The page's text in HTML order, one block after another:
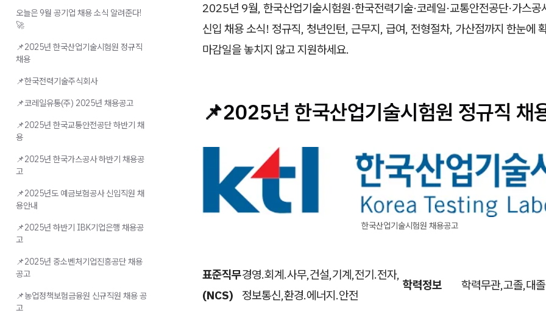
2025년 9월, 한국산업기술시험원·한국전력기술·코레일·교통안전공단·가스공
신입 채용 소식! 정규직, 청년인턴, 근무지, 급여, 전형절차, 가산점까지 한눈에
마감일을 놓치지 않고 지원하세요.
📌2025년 한국산업기술시험원 정규직 채
한국산업기술시험원 채용공고
표준직무
(NCS)
경영.회계.사무,건설,기계,전기.전자,
정보통신,환경.에너지.안전
학력정보 학력무관,고졸,대
오늘은 9월 공기업 채용 소식 알려준다!
🚀
📌2025년 한국산업기술시험원 정규직
채용
📌한국전력기술주식회사
📌코레일유통(주) 2025년 채용공고
📌2025년 한국교통안전공단 하반기 채
용
📌2025년 한국가스공사 하반기 채용공
고
📌2025년도 예금보험공사 신입직원 채
용안내
📌2025년 하반기 IBK기업은행 채용공
고
📌2025년 중소벤처기업진흥공단 채용
공고
📌농업정책보험금융원 신규직원 채용 공
고